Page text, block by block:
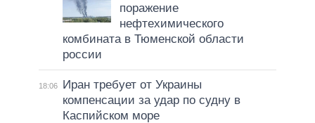
поражение
нефтехимического
комбината в Тюменской области
россии
18:06
Иран требует от Украины
компенсации за удар по судну в
Каспийском море